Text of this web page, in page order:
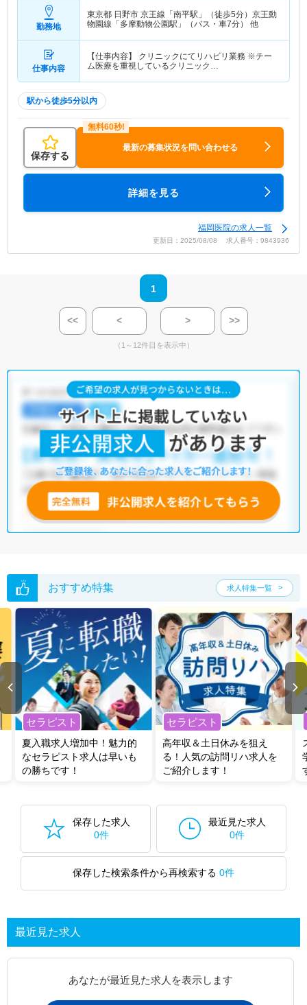
勤務地
東京都 日野市 京王線「南平駅」（徒歩5分）京王動
物園線「多摩動物公園駅」（バス・車7分） 他
仕事内容
【仕事内容】 クリニックにてリハビリ業務 ※チー
ム医療を重視しているクリニック…
駅から徒歩5分以内
保存する
最新の募集状況を問い合わせる
詳細を見る
福岡医院の求人一覧
更新日：2025/08/08 求人番号：9843936
1
<< < > >>
（1～12件目を表示中）
おすすめ特集 求人特集一覧
セラピスト
夏入職求人増加中！魅力的
なセラピスト求人は早いも
の勝ちです！
セラピスト
高年収＆土日休みを狙え
る！人気の訪問リハ求人を
ご紹介します！
保存した求人
0件
最近見た求人
0件
保存した検索条件から再検索する 0件
最近見た求人
あなたが最近見た求人を表示します